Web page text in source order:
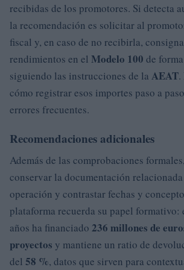
recibidas de los promotores. Si detecta
la recomendación es solicitar al
fiscal y, en caso de no recibirla,
rendimientos en el Modelo 100 de
siguiendo las instrucciones de la AEAT.
cómo registrar esos importes paso a
errores frecuentes.
Recomendaciones adicionales
Además de las comprobaciones
conservar la documentación
operación y contrastar fechas y
plataforma recuerda su papel formativo:
años ha financiado 236 millones de
proyectos y mantiene un ratio de
del 58 %, datos que sirven para